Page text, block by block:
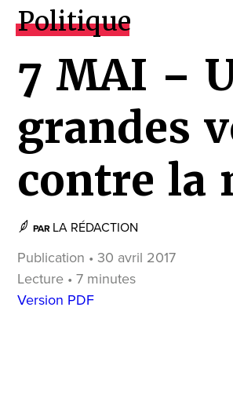
Politique
7 MAI –
grandes
contre la
PAR LA RÉDACTION
Publication • 30 avril 2017
Lecture • 7 minutes
Version PDF